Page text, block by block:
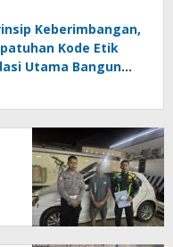
Keberimbangan,
Kode Etik